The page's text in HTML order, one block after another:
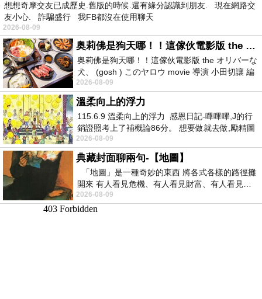
想想奇摩交友已成歷史.舊版的時候.還有緣分認識到朋友. 現在網路交
友小心. 詐騙盛行 我FB都沒在使用聊天
2026-08-09
奥莉佛是狗天哪！！這傢伙電影版 the オリバーな犬、 (gosh ) このヤロウ movie
奥莉佛是狗天哪！！這傢伙電影版 the オリバーな
犬、 (gosh ) このヤロウ movie 導演 小田切讓 編
劇: 小田切讓 主演: 小田切讓
2026-08-09
溫柔向上的浮力
115.6.9 溫柔向上的浮力 感恩日記-嗶嗶嗶,J的行
銷證照考上了補概論86分。 想要做就去做,勵精圖
治大成功,也是表法,堅持和努力
2026-08-09
典藏封面聊兩句-【地圖】
「地圖」是一種奇妙的東西 將各式各樣的路徑攤
開來 有人看見危機、有人看見財富、有人看見…
從中可以發掘出不同的
2026-08-09